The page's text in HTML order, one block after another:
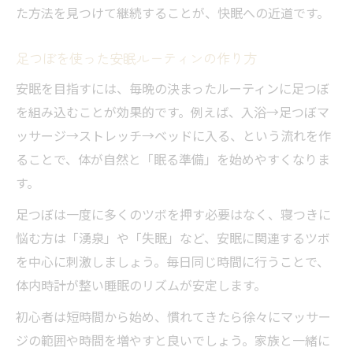
た方法を見つけて継続することが、快眠への近道です。
足つぼを使った安眠ルーティンの作り方
安眠を目指すには、毎晩の決まったルーティンに足つぼ
を組み込むことが効果的です。例えば、入浴→足つぼマ
ッサージ→ストレッチ→ベッドに入る、という流れを作
ることで、体が自然と「眠る準備」を始めやすくなりま
す。
足つぼは一度に多くのツボを押す必要はなく、寝つきに
悩む方は「湧泉」や「失眠」など、安眠に関連するツボ
を中心に刺激しましょう。毎日同じ時間に行うことで、
体内時計が整い睡眠のリズムが安定します。
初心者は短時間から始め、慣れてきたら徐々にマッサー
ジの範囲や時間を増やすと良いでしょう。家族と一緒に